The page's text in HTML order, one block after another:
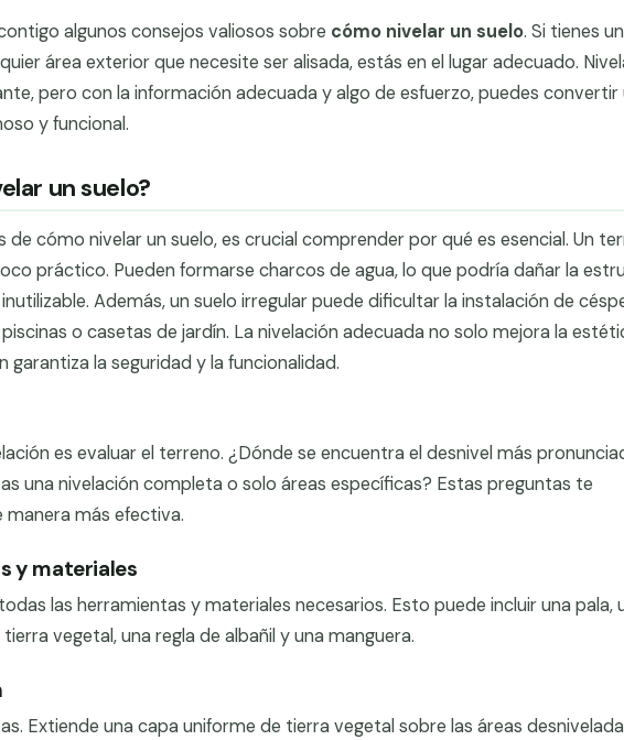
algunos consejos valiosos sobre cómo nivelar un suelo. Si tienes un
área exterior que necesite ser alisada, estás en el lugar adecuado.
pero con la información adecuada y algo de esfuerzo, puedes convertir
y funcional.
un suelo?
cómo nivelar un suelo, es crucial comprender por qué es esencial. Un
práctico. Pueden formarse charcos de agua, lo que podría dañar la
Además, un suelo irregular puede dificultar la instalación de
o casetas de jardín. La nivelación adecuada no solo mejora la
la seguridad y la funcionalidad.
es evaluar el terreno. ¿Dónde se encuentra el desnivel más
una nivelación completa o solo áreas específicas? Estas preguntas te
más efectiva.
y materiales
las herramientas y materiales necesarios. Esto puede incluir una pala,
vegetal, una regla de albañil y una manguera.
Extiende una capa uniforme de tierra vegetal sobre las áreas